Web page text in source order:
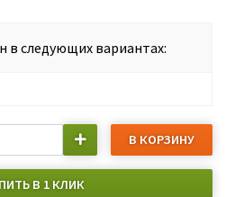
в следующих вариантах:
В КОРЗИНУ
В 1 КЛИК